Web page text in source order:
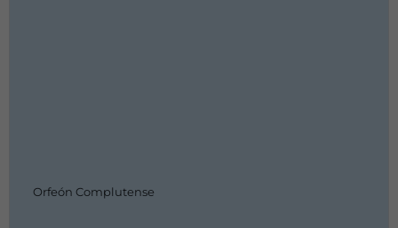
Orfeón Complutense